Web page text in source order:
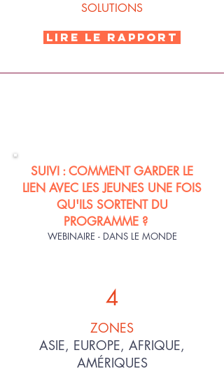
SOLUTIONS
LIRE LE RAPPORT
SUIVI : COMMENT GARDER LE
LIEN AVEC LES JEUNES UNE FOIS
QU'ILS SORTENT DU
PROGRAMME ?
WEBINAIRE - DANS LE MONDE
4
ZONES
ASIE, EUROPE, AFRIQUE,
AMÉRIQUES